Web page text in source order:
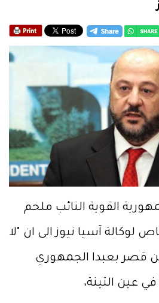
القوية النائب ملحم
آسيا نيوز الى ان "لا
قصر بعبدا الجمهوري
في عين التينة،